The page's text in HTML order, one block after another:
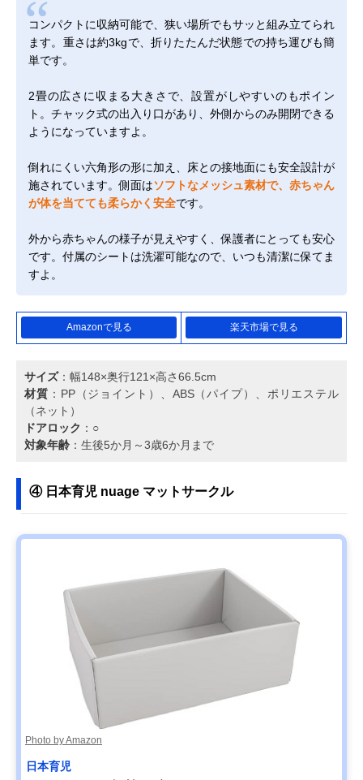
コンパクトに収納可能で、狭い場所でもサッと組み立てられ
ます。重さは約3kgで、折りたたんだ状態での持ち運びも簡
単です。
2畳の広さに収まる大きさで、設置がしやすいのもポイン
ト。チャック式の出入り口があり、外側からのみ開閉できる
ようになっていますよ。
倒れにくい六角形の形に加え、床との接地面にも安全設計が
施されています。側面はソフトなメッシュ素材で、赤ちゃん
が体を当てても柔らかく安全です。
外から赤ちゃんの様子が見えやすく、保護者にとっても安心
です。付属のシートは洗濯可能なので、いつも清潔に保てま
すよ。
Amazonで見る 楽天市場で見る
サイズ：幅148×奥行121×高さ66.5cm
材質 ：PP（ジョイント）、ABS（パイプ）、ポリエステル
（ネット）
ドアロック ：○
対象年齢 ：生後5か月～3歳6か月まで
④ 日本育児 nuage マットサークル
Photo by Amazon
日本育児